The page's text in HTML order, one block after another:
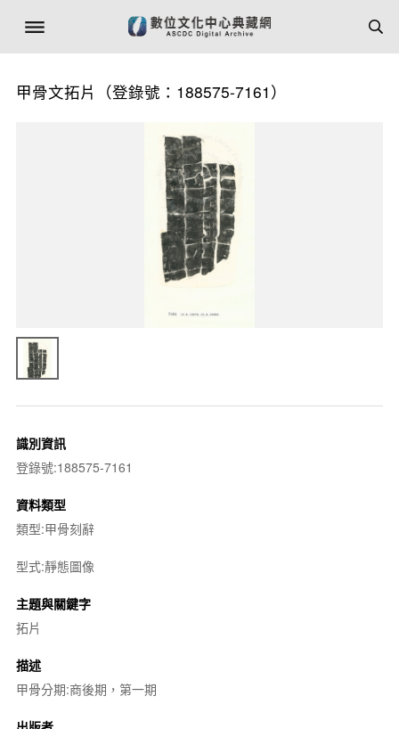
甲骨文拓片（登錄號：188575-7161）
識別資訊
登錄號:188575-7161
資料類型
類型:甲骨刻辭
型式:靜態圖像
主題與關鍵字
拓片
描述
甲骨分期:商後期，第一期